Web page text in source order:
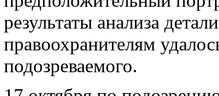
результаты анализа
правоохранителям
подозреваемого.